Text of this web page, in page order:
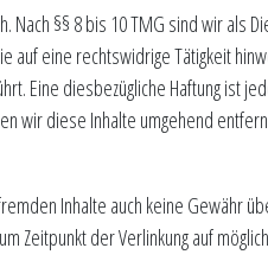
Nach §§ 8 bis 10 TMG sind wir als
auf eine rechtswidrige Tätigkeit
Eine diesbezügliche Haftung ist
wir diese Inhalte umgehend
Inhalte auch keine Gewähr
Zeitpunkt der Verlinkung auf